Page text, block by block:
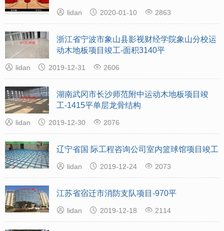
 lidan  2020-01-10  2863
浙江省宁波市象山县影视财经学院象山分校运
动木地板项目竣工-面积3140平
 lidan  2019-12-31  2606
湖南武冈市长沙师范附中运动木地板项目竣
工-1415平单层龙骨结构
 lidan  2019-12-30  2076
辽宁省国 际工程咨询公司室内篮球馆项目竣工
 lidan  2019-12-24  2073
江苏省宿迁市消防支队项目-970平
 lidan  2019-12-18  2114